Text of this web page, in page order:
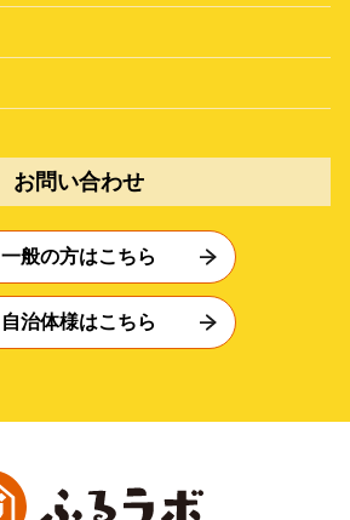
お問い合わせ
一般の方はこちら
自治体様はこちら